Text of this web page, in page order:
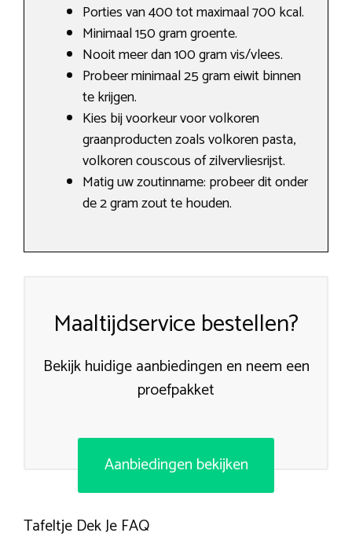
Porties van 400 tot maximaal 700 kcal.
Minimaal 150 gram groente.
Nooit meer dan 100 gram vis/vlees.
Probeer minimaal 25 gram eiwit binnen
te krijgen.
Kies bij voorkeur voor volkoren
graanproducten zoals volkoren pasta,
volkoren couscous of zilvervliesrijst.
Matig uw zoutinname: probeer dit onder
de 2 gram zout te houden.
Maaltijdservice bestellen?
Bekijk huidige aanbiedingen en neem een
proefpakket
Aanbiedingen bekijken
Tafeltje Dek Je FAQ